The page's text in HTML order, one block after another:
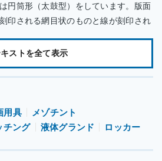
円筒形（太鼓型）をしています。版面
印される網目状のものと線が刻印され
。網目状のものは細目、中目、荒目な
り、線目状のものも線の幅、線数など
す。またルーレットの変形型で歯車の
になっているムーレットという道具も
は歯車が球形のために、ルーレットに
作ることができます。
面に歯車部分を直接押し当てて、歯車
ストを全て表示
用具
メゾチント
チング 液体グランド ロッカー